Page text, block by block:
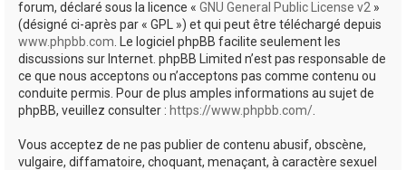
forum, déclaré sous la licence « GNU General Public License v2 »
(désigné ci-après par « GPL ») et qui peut être téléchargé depuis
www.phpbb.com . Le logiciel phpBB facilite seulement les
discussions sur Internet. phpBB Limited n’est pas responsable de
ce que nous acceptons ou n’acceptons pas comme contenu ou
conduite permis. Pour de plus amples informations au sujet de
phpBB, veuillez consulter : https://www.phpbb.com/
Vous acceptez de ne pas publier de contenu abusif, obscène,
vulgaire, diffamatoire, choquant, menaçant, à caractère sexuel